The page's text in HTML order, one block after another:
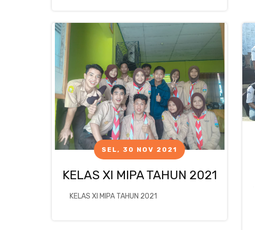
SEL, 30 NOV 2021
KELAS XI MIPA TAHUN 2021
KELAS XI MIPA TAHUN 2021